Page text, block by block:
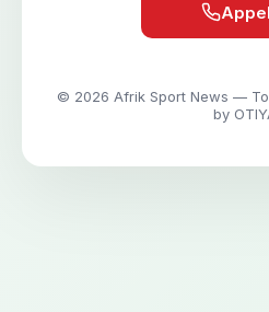
© 2026 Afrik Sport News —
by